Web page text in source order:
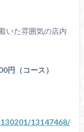
いた雰囲気の店内
円（コース）
13147468/